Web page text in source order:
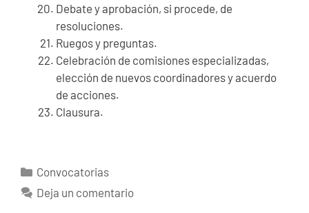
Debate y aprobación, si procede, de
resoluciones.
Ruegos y preguntas.
Celebración de comisiones especializadas,
elección de nuevos coordinadores y acuerdo
de acciones.
Clausura.
Categorías
Convocatorias
Deja un comentario